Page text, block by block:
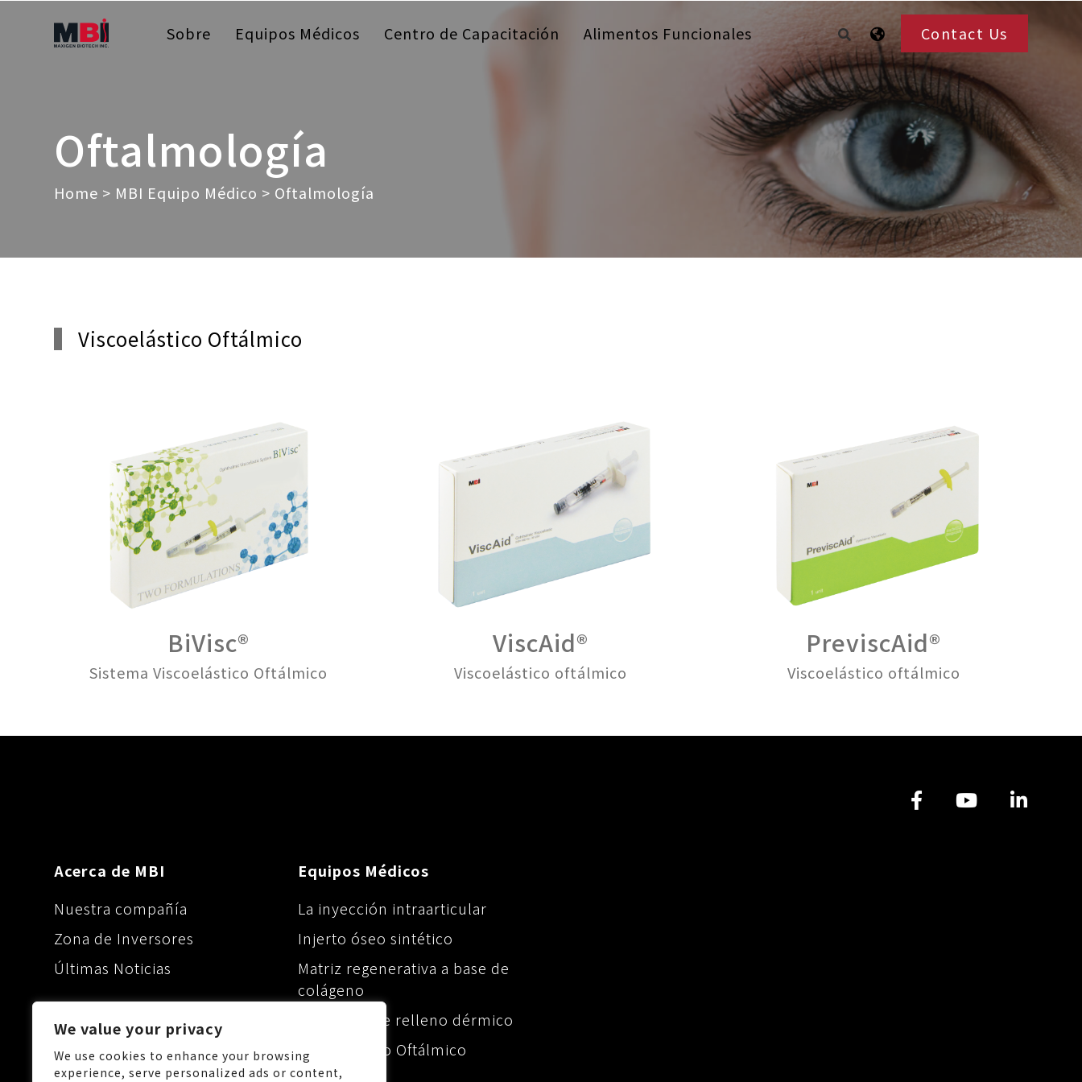
We value your privacy
We use cookies to enhance your browsing
experience, serve personalized ads or content,
Sobre Equipos Médicos Centro de Capacitación Alimentos Funcionales Contact Us
Oftalmología
Home > MBI Equipo Médico > Oftalmología
Viscoelástico Oftálmico
BiVisc®
Sistema Viscoelástico Oftálmico
ViscAid®
Viscoelástico oftálmico
PreviscAid®
Viscoelástico oftálmico
Acerca de MBI
Nuestra compañía
Zona de Inversores
Últimas Noticias
Equipos Médicos
La inyección intraarticular
Injerto óseo sintético
Matriz regenerativa a base de
colágeno
Inyección de relleno dérmico
Viscoelástico Oftálmico